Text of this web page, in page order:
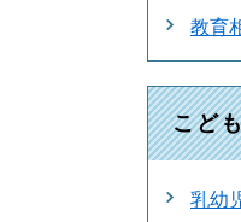
教育
こど
乳幼